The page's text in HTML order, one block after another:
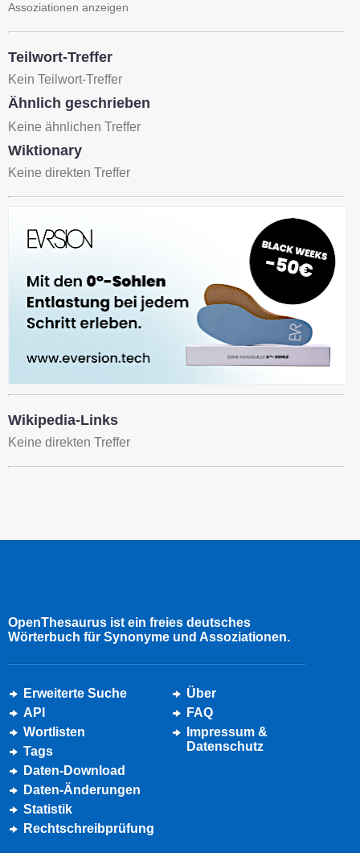
Assoziationen anzeigen
Teilwort-Treffer
Kein Teilwort-Treffer
Ähnlich geschrieben
Keine ähnlichen Treffer
Wiktionary
Keine direkten Treffer
Wikipedia-Links
Keine direkten Treffer
OpenThesaurus ist ein freies deutsches
Wörterbuch für Synonyme und Assoziationen.
Erweiterte Suche
API
Wortlisten
Tags
Daten-Download
Daten-Änderungen
Statistik
Rechtschreibprüfung
Über
FAQ
Impressum &
Datenschutz